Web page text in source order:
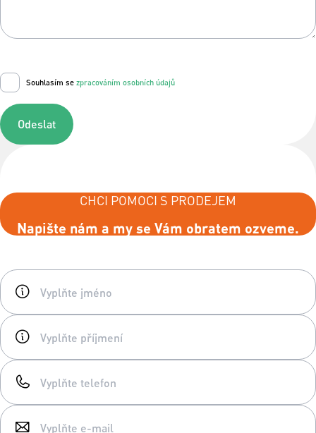
Souhlasím se zpracováním osobních údajů
Odeslat
CHCI POMOCI S PRODEJEM
Napište nám a my se Vám obratem ozveme.